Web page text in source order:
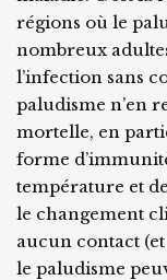
régions où le
nombreux
l’infection sans
paludisme n’en
mortelle, en
forme
température et
le changement
aucun contact
le paludisme